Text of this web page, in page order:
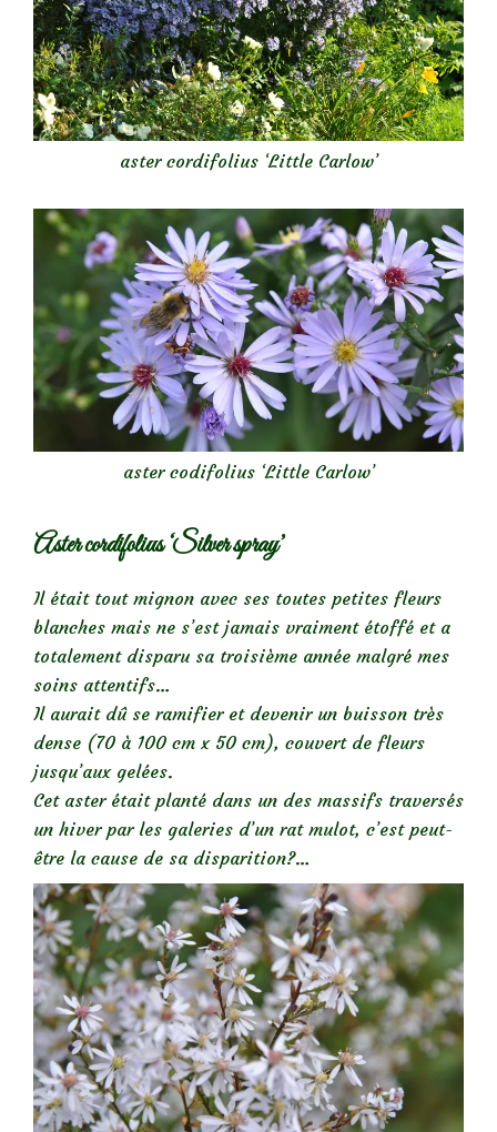
aster cordifolius ‘Little Carlow’
aster codifolius ‘Little Carlow’
Aster cordifolius ‘Silver spray’
Il était tout mignon avec ses toutes petites fleurs
blanches mais ne s’est jamais vraiment étoffé et a
totalement disparu sa troisième année malgré mes
soins attentifs…
Il aurait dû se ramifier et devenir un buisson très
dense (70 à 100 cm x 50 cm), couvert de fleurs
jusqu’aux gelées.
Cet aster était planté dans un des massifs traversés
un hiver par les galeries d’un rat mulot, c’est peut-
être la cause de sa disparition?…